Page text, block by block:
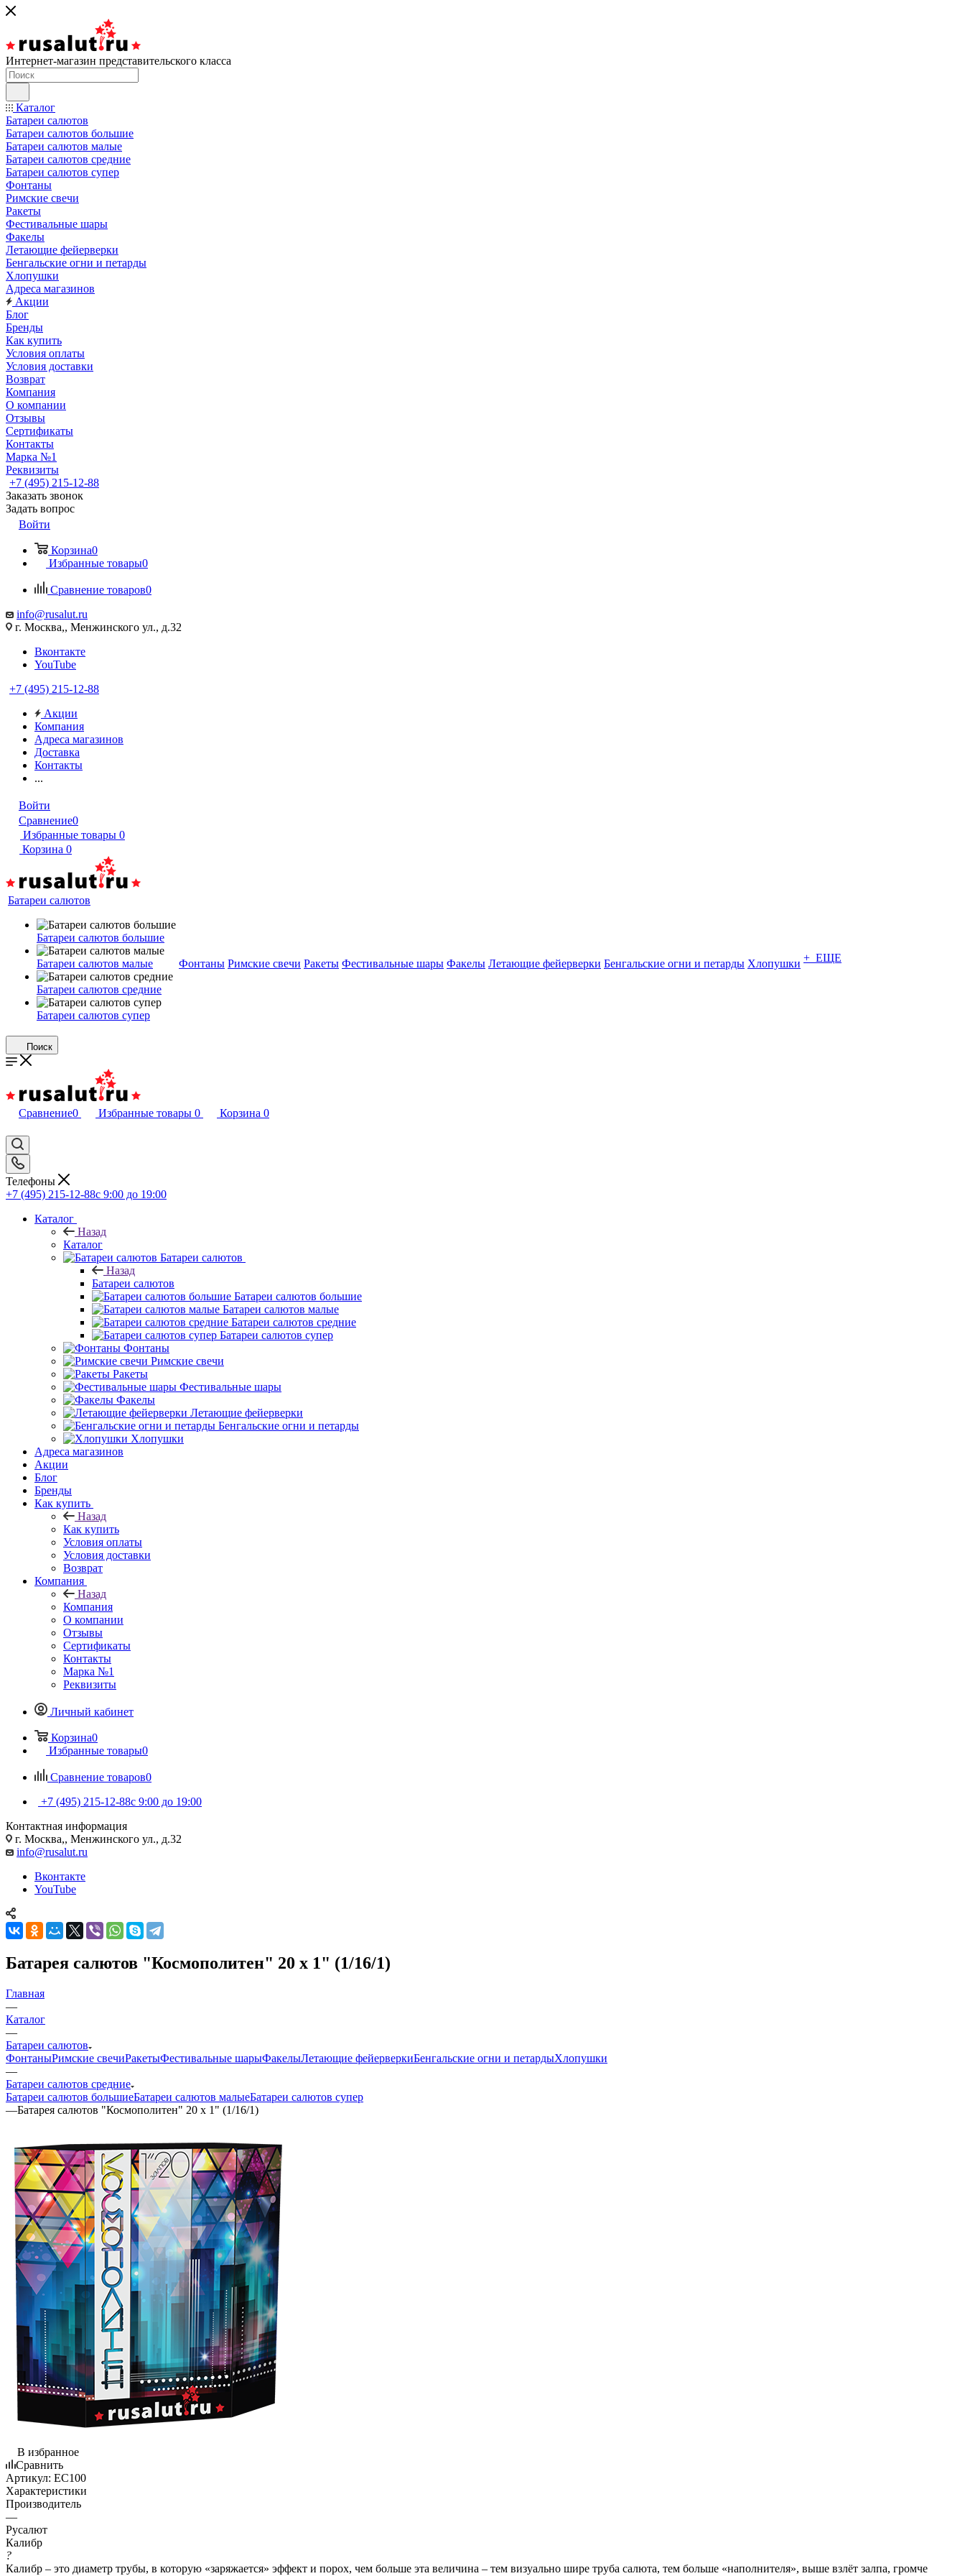
Интернет-магазин представительского класса
Каталог
Батареи салютов
Батареи салютов большие
Батареи салютов малые
Батареи салютов средние
Батареи салютов супер
Фонтаны
Римские свечи
Ракеты
Фестивальные шары
Факелы
Летающие фейерверки
Бенгальские огни и петарды
Хлопушки
Адреса магазинов
Акции
Блог
Бренды
Как купить
Условия оплаты
Условия доставки
Возврат
Компания
О компании
Отзывы
Сертификаты
Контакты
Марка №1
Реквизиты
+7 (495) 215-12-88
Заказать звонок
Задать вопрос
Войти
Корзина0
Избранные товары0
Сравнение товаров0
info@rusalut.ru
г. Москва,, Менжинского ул., д.32
Вконтакте
YouTube
+7 (495) 215-12-88
Акции
Компания
Адреса магазинов
Доставка
Контакты
...
Войти
Сравнение0
Избранные товары 0
Корзина 0
Батареи салютов
Батареи салютов большие
Батареи салютов малые
Батареи салютов средние
Батареи салютов супер
Фонтаны Римские свечи Ракеты Фестивальные шары Факелы Летающие фейерверки Бенгальские огни и петарды Хлопушки + ЕЩЕ
Поиск
Сравнение0 Избранные товары 0 Корзина 0
Телефоны
+7 (495) 215-12-88c 9:00 до 19:00
Каталог
Назад
Каталог
Батареи салютов
Назад
Батареи салютов
Батареи салютов большие
Батареи салютов малые
Батареи салютов средние
Батареи салютов супер
Фонтаны
Римские свечи
Ракеты
Фестивальные шары
Факелы
Летающие фейерверки
Бенгальские огни и петарды
Хлопушки
Адреса магазинов
Акции
Блог
Бренды
Как купить
Назад
Как купить
Условия оплаты
Условия доставки
Возврат
Компания
Назад
Компания
О компании
Отзывы
Сертификаты
Контакты
Марка №1
Реквизиты
Личный кабинет
Корзина0
Избранные товары0
Сравнение товаров0
+7 (495) 215-12-88c 9:00 до 19:00
Контактная информация
г. Москва,, Менжинского ул., д.32
info@rusalut.ru
Вконтакте
YouTube
Батарея салютов "Космополитен" 20 х 1" (1/16/1)
Главная
—
Каталог
—
Батареи салютов
ФонтаныРимские свечиРакетыФестивальные шарыФакелыЛетающие фейерверкиБенгальские огни и петардыХлопушки
—
Батареи салютов средние
Батареи салютов большиеБатареи салютов малыеБатареи салютов супер
—Батарея салютов "Космополитен" 20 х 1" (1/16/1)
В избранное
Сравнить
Артикул: EC100
Характеристики
Производитель
—
Русалют
Калибр
?
Калибр – это диаметр трубы, в которую «заряжается» эффект и порох, чем больше эта величина – тем визуально шире труба салюта, тем больше «наполнителя», выше взлёт залпа, громче